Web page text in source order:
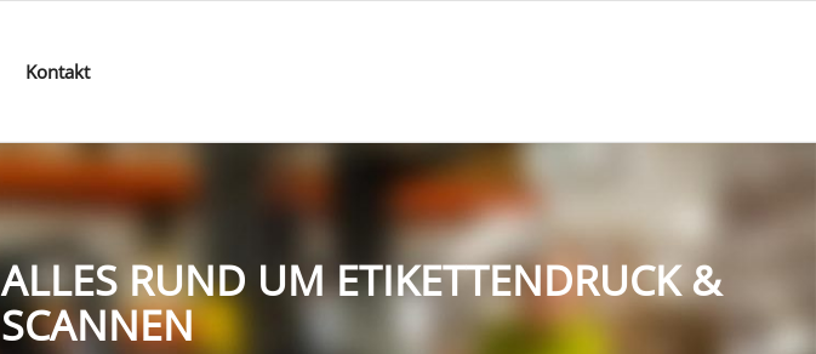
Kontakt
ALLES RUND UM ETIKETTENDRUCK &
SCANNEN